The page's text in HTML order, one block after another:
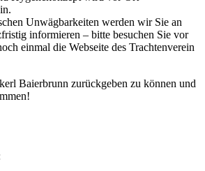
Unwägbarkeiten werden wir Sie an
informieren – bitte besuchen Sie vor
einmal die Webseite des Trachtenverein
Baierbrunn zurückgeben zu können und